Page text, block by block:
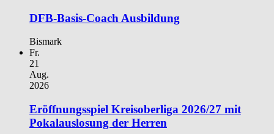
DFB-Basis-Coach Ausbildung
Bismark
Fr.
21
Aug.
2026
Eröffnungsspiel Kreisoberliga 2026/27 mit
Pokalauslosung der Herren